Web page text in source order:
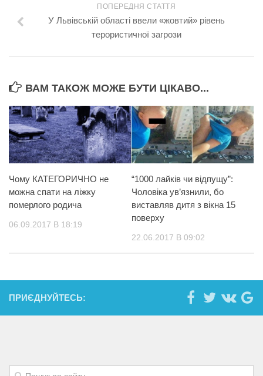
ПОПЕРЕДНЯ СТАТТЯ
У Львівській області ввели «жовтий» рівень
терористичної загрози
ВАМ ТАКОЖ МОЖЕ БУТИ ЦІКАВО...
Чому КАТЕГОРИЧНО не
можна спати на ліжку
померлого родича
06.09.2017 В 18:19
“1000 лайків чи відпущу”:
Чоловіка ув’язнили, бо
виставляв дитя з вікна 15
поверху
22.06.2017 В 09:02
ПРИЄДНУЙТЕСЬ: